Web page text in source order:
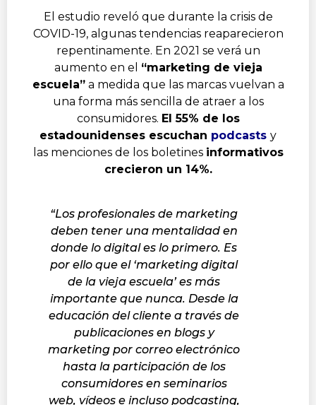
El estudio reveló que durante la crisis de
COVID-19, algunas tendencias reaparecieron
repentinamente. En 2021 se verá un
aumento en el “marketing de vieja
escuela”a medida que las marcas vuelvan a
una forma más sencilla de atraer a los
consumidores. El 55% de los
estadounidenses escuchan podcasts y
las menciones de los boletines informativos
crecieron un 14%.
“Los profesionales de marketing
deben tener una mentalidad en
donde lo digital es lo primero. Es
por ello que el ‘marketing digital
de la vieja escuela’ es más
importante que nunca. Desde la
educación del cliente a través de
publicaciones en blogs y
marketing por correo electrónico
hasta la participación de los
consumidores en seminarios
web, vídeos e incluso podcasting,